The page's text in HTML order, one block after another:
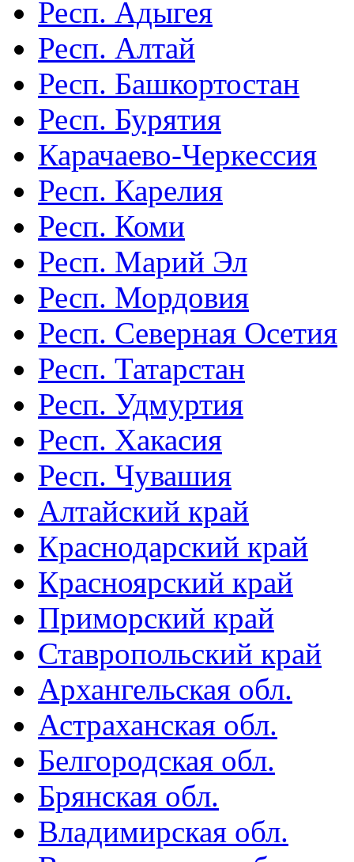
Респ. Адыгея
Респ. Алтай
Респ. Башкортостан
Респ. Бурятия
Карачаево-Черкессия
Респ. Карелия
Респ. Коми
Респ. Марий Эл
Респ. Мордовия
Респ. Северная Осетия
Респ. Татарстан
Респ. Удмуртия
Респ. Хакасия
Респ. Чувашия
Алтайский край
Краснодарский край
Красноярский край
Приморский край
Ставропольский край
Архангельская обл.
Астраханская обл.
Белгородская обл.
Брянская обл.
Владимирская обл.